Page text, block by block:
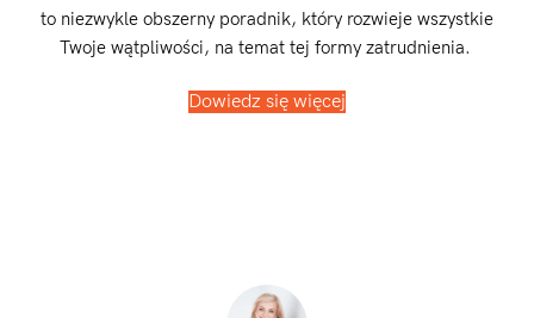
to niezwykle obszerny poradnik, który rozwieje wszystkie
Twoje wątpliwości, na temat tej formy zatrudnienia.
Dowiedz się więcej